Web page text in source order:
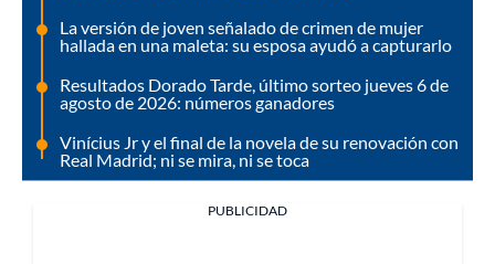
La versión de joven señalado de crimen de mujer
hallada en una maleta: su esposa ayudó a capturarlo
Resultados Dorado Tarde, último sorteo jueves 6 de
agosto de 2026: números ganadores
Vinícius Jr y el final de la novela de su renovación con
Real Madrid; ni se mira, ni se toca
PUBLICIDAD